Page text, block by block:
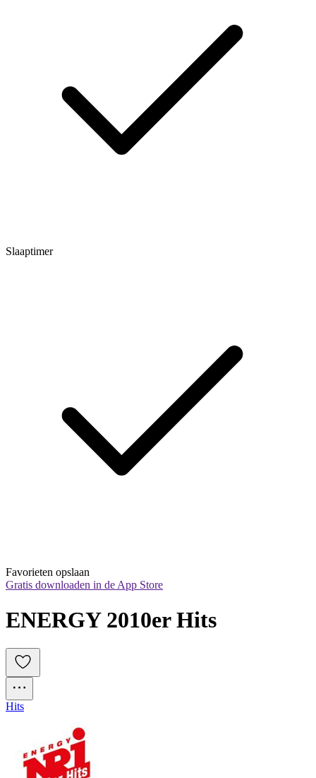
Slaaptimer
Favorieten opslaan
Gratis downloaden in de App Store
ENERGY 2010er Hits
Hits